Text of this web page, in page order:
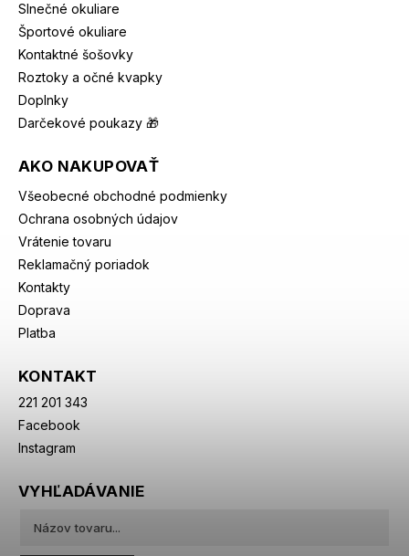
Slnečné okuliare
Športové okuliare
Kontaktné šošovky
Roztoky a očné kvapky
Doplnky
Darčekové poukazy 🎁
AKO NAKUPOVAŤ
Všeobecné obchodné podmienky
Ochrana osobných údajov
Vrátenie tovaru
Reklamačný poriadok
Kontakty
Doprava
Platba
KONTAKT
221 201 343
Facebook
Instagram
VYHĽADÁVANIE